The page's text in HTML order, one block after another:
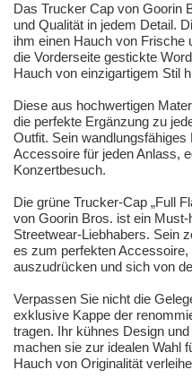
Das Trucker Cap von Goorin
und Qualität in jedem Detail.
ihm einen Hauch von Frische
die Vorderseite gestickte
Hauch von einzigartigem Stil
Diese aus hochwertigen
die perfekte Ergänzung zu
Outfit. Sein
Accessoire für jeden Anlass,
Konzertbesuch.
Die grüne Trucker-Cap „Full
von Goorin Bros. ist ein
Streetwear-Liebhabers. Sein
es zum perfekten
auszudrücken und sich von
Verpassen Sie nicht die
exklusive Kappe der
tragen. Ihr kühnes Design
machen sie zur idealen Wahl
Hauch von Originalität